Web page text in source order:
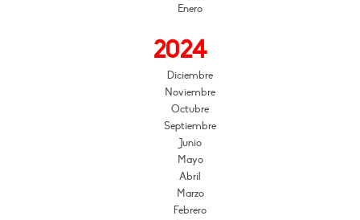
Enero
2024
Diciembre
Noviembre
Octubre
Septiembre
Junio
Mayo
Abril
Marzo
Febrero